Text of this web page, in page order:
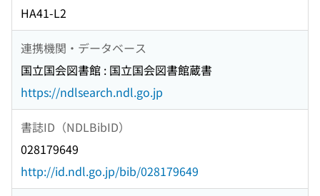
HA41-L2
連携機関・データベース
国立国会図書館 : 国立国会図書館蔵書
https://ndlsearch.ndl.go.jp
書誌ID（NDLBibID）
028179649
http://id.ndl.go.jp/bib/028179649